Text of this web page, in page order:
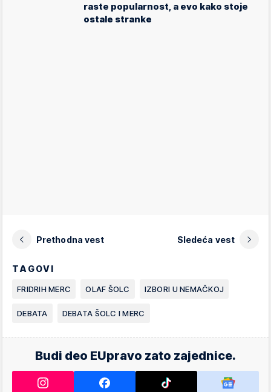
raste popularnost, a evo kako stoje
ostale stranke
Prethodna vest Sledeća vest
TAGOVI
FRIDRIH MERC OLAF ŠOLC IZBORI U NEMAČKOJ
DEBATA DEBATA ŠOLC I MERC
Budi deo EUpravo zato zajednice.